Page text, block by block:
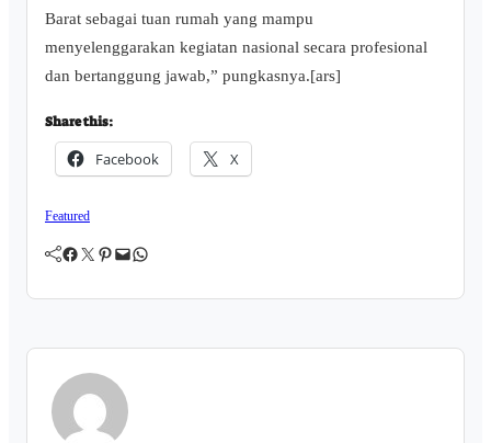
Barat sebagai tuan rumah yang mampu
menyelenggarakan kegiatan nasional secara profesional
dan bertanggung jawab,” pungkasnya.[ars]
Share this:
Facebook X
Featured
Facebook Twitter Pinterest Mail WhatsApp